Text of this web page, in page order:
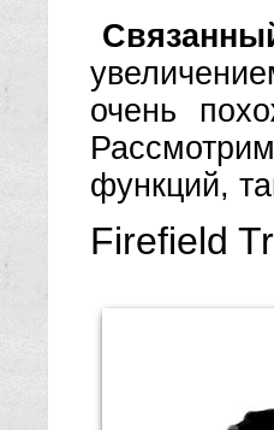
очень
функций,
Firefield